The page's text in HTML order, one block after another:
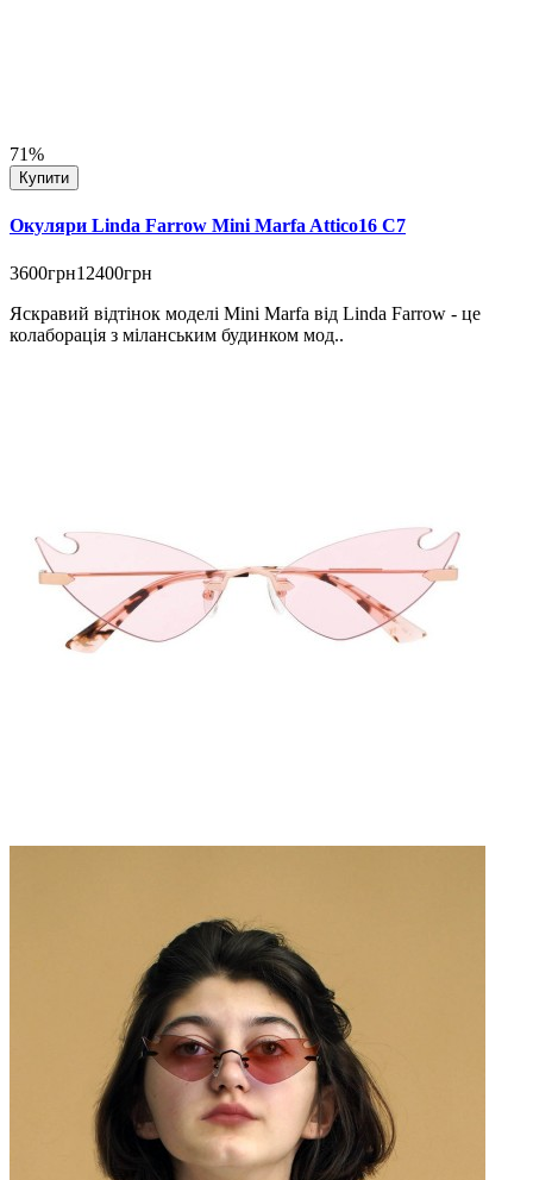
71%
Купити
Окуляри Linda Farrow Mini Marfa Attico16 C7
3600грн12400грн
Яскравий відтінок моделі Mini Marfa від Linda Farrow - це
колаборація з міланським будинком мод..